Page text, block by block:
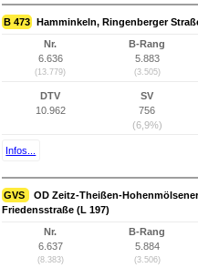
B 473 Hamminkeln, Ringenberger
Nr.
6.636
(13.779)
B-Rang
5.883
(3.505)
DTV
10.962
SV
756
(6,9%)
Infos...
GVS
OD Zeitz-Theißen-
Friedensstraße (L 197)
Nr.
6.637
(8.383)
B-Rang
5.884
(3.506)